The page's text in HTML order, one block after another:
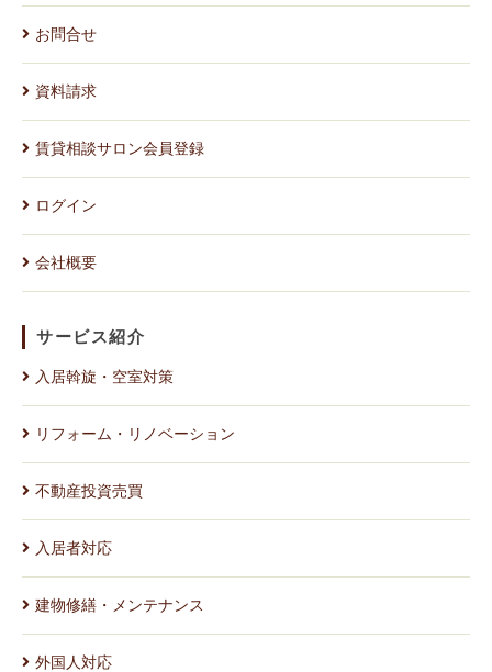
お問合せ
資料請求
賃貸相談サロン会員登録
ログイン
会社概要
サービス紹介
入居斡旋・空室対策
リフォーム・リノベーション
不動産投資売買
入居者対応
建物修繕・メンテナンス
外国人対応